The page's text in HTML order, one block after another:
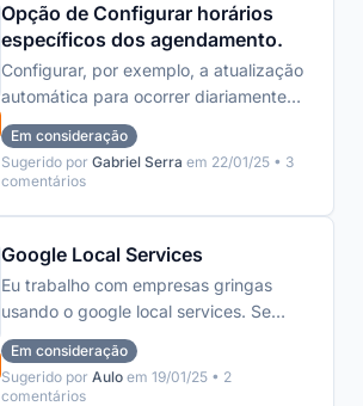
Opção de Configurar horários
específicos dos agendamento.
Configurar, por exemplo, a atualização
automática para ocorrer diariamente
nos horários de 09h, 11h, 14h, 16h, 20h,
entre outros.
Em consideração
Sugerido por Gabriel Serra em 22/01/25 • 3
comentários
Google Local Services
Eu trabalho com empresas gringas
usando o google local services. Se
tivesse um meio de pegar esses dados
e levar para uma planilha ia me ajudar
demais.
Em consideração
Sugerido por Aulo em 19/01/25 • 2
comentários